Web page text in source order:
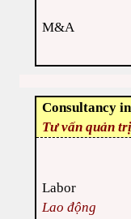
M&A
Consultancy
Tư vấn quản
Labor
Lao động